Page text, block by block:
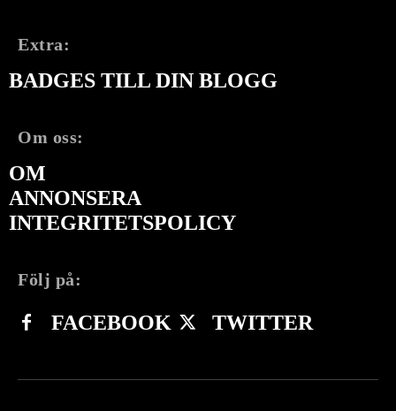
Extra:
BADGES TILL DIN BLOGG
Om oss:
OM
ANNONSERA
INTEGRITETSPOLICY
Följ på:
FACEBOOK TWITTER